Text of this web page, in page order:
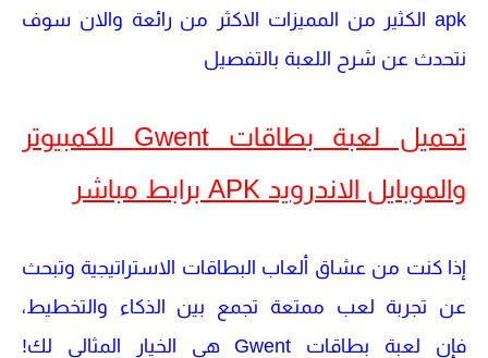
apk الكثير من المميزات الاكثر من رائعة والان سوف
نتحدث عن شرح اللعبة بالتفصيل
تحميل لعبة بطاقات Gwent للكمبيوتر
والموبايل الاندرويد APK برابط مباشر
إذا كنت من عشاق ألعاب البطاقات الاستراتيجية وتبحث
عن تجربة لعب ممتعة تجمع بين الذكاء والتخطيط،
فإن لعبة بطاقات Gwent
هي الخيار المثالي لك!